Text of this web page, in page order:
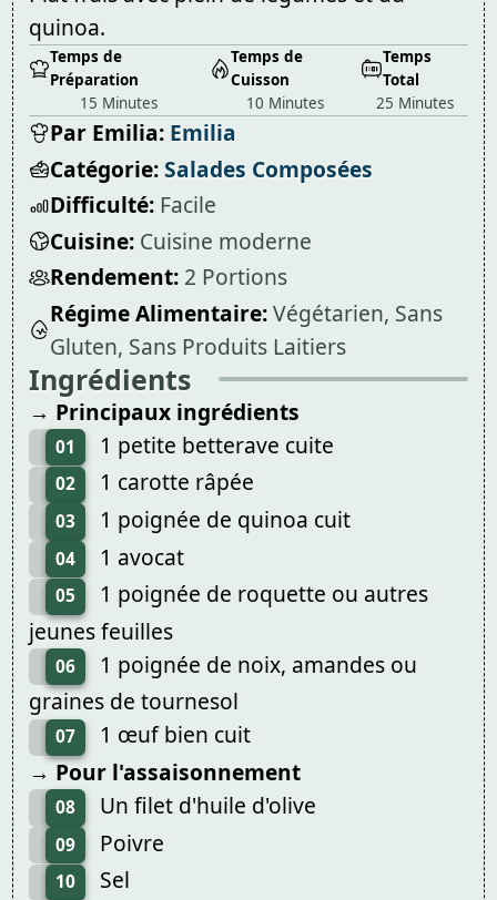
quinoa.
Temps de
Préparation
15 Minutes
Temps de
Cuisson
10 Minutes
Temps
Total
25 Minutes
Par Emilia: Emilia
Catégorie:Salades Composées
Difficulté: Facile
Cuisine: Cuisine moderne
Rendement: 2 Portions
Régime Alimentaire:Végétarien, Sans
Gluten, Sans Produits Laitiers
Ingrédients
→ Principaux ingrédients
01 1 petite betterave cuite
02 1 carotte râpée
03 1 poignée de quinoa cuit
04 1 avocat
05
1 poignée de roquette ou autres
jeunes feuilles
06
1 poignée de noix, amandes ou
graines de tournesol
07
1 œuf bien cuit
→ Pour l'assaisonnement
08 Un filet d'huile d'olive
09 Poivre
10 Sel